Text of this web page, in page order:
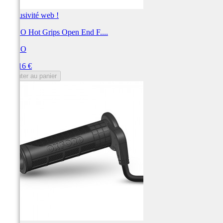
Exclusivité web !
KOSO Hot Grips Open End F....
KOSO
144,16 €
Ajouter au panier